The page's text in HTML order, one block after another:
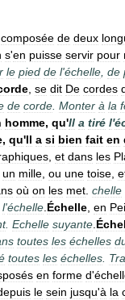
composée de deux
s'en puisse servir pour
le pied de l'échelle de
se dit De cordes
de corde Monter à la
homme, qu'Il a tiré l'
, qu'Il a si bien fait en
et dans les
un mille ou une toise
où on les met chelle
l'échelle Échelle en
. Echelle suyante
toutes les échelles
toutes les échelles
en forme d'
le sein jusqu'à la